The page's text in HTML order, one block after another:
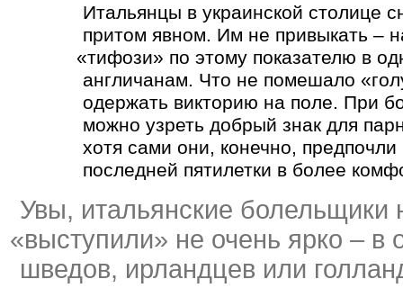
Итальянцы в украинской столице
притом явном. Им не привыкать –
«тифози» по этому показателю в
англичанам. Что не помешало «
одержать викторию на поле. При
можно узреть добрый знак для
хотя сами они, конечно,
последней пятилетки в более
Увы, итальянские болельщики
«выступили» не очень ярко – в
шведов, ирландцев или